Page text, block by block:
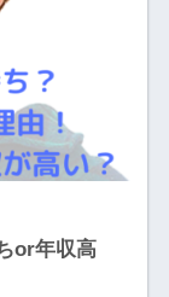
or年収高